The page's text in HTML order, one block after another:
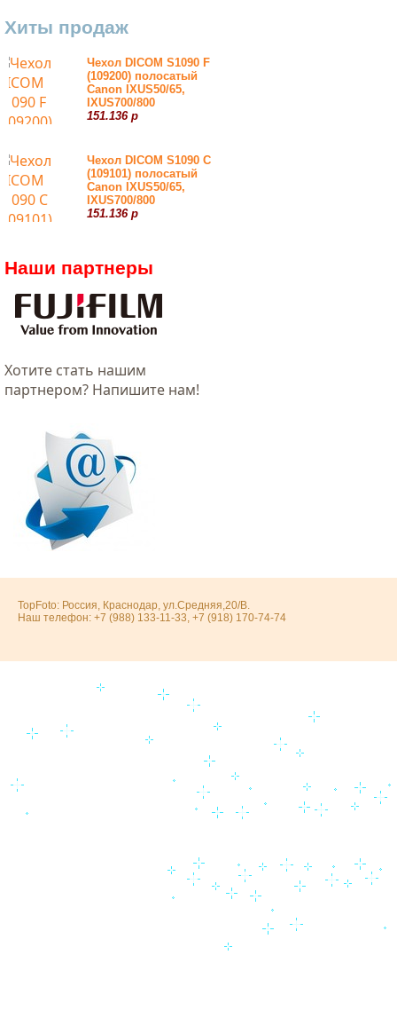
Хиты продаж
Чехол DICOM S1090 F
(109200) полосатый
Canon IXUS50/65,
IXUS700/800
151.136 р
Чехол DICOM S1090 С
(109101) полосатый
Canon IXUS50/65,
IXUS700/800
151.136 р
Наши партнеры
Хотитe стать нашим
партнером? Напишите нам!
TopFoto: Россия, Краснодар, ул.Средняя,20/В.
Наш телефон: +7 (988) 133-11-33, +7 (918) 170-74-74